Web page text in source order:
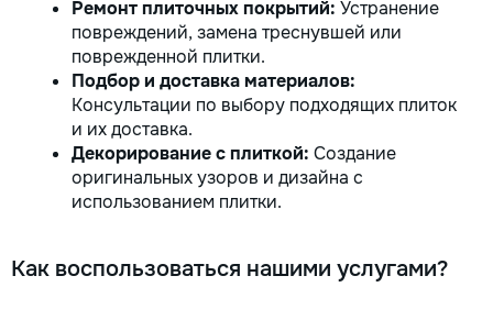
Ремонт плиточных покрытий: Устранение
повреждений, замена треснувшей или
поврежденной плитки.
Подбор и доставка материалов:
Консультации по выбору подходящих плиток
и их доставка.
Декорирование с плиткой: Создание
оригинальных узоров и дизайна с
использованием плитки.
Как воспользоваться нашими услугами?